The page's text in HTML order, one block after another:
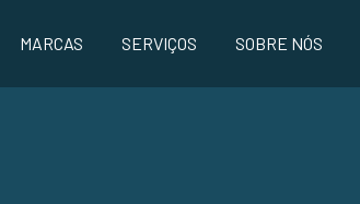
MARCAS SERVIÇOS SOBRE NÓS